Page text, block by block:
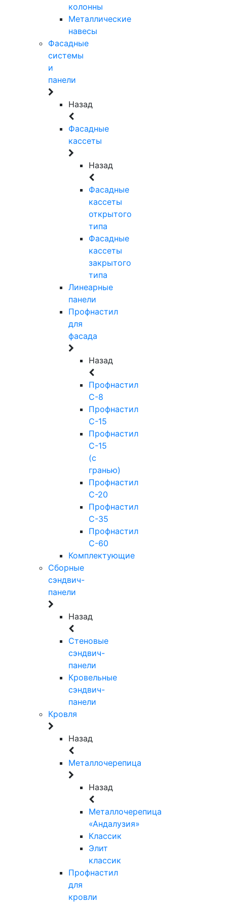
колонны
Металлические
навесы
Фасадные
системы
и
панели
Назад
Фасадные
кассеты
Назад
Фасадные
кассеты
открытого
типа
Фасадные
кассеты
закрытого
типа
Линеарные
панели
Профнастил
для
фасада
Назад
Профнастил
С-8
Профнастил
С-15
Профнастил
С-15
(с
гранью)
Профнастил
С-20
Профнастил
С-35
Профнастил
С-60
Комплектующие
Сборные
сэндвич-
панели
Назад
Стеновые
сэндвич-
панели
Кровельные
сэндвич-
панели
Кровля
Назад
Металлочерепица
Назад
Металлочерепица
«Андалузия»
Классик
Элит
классик
Профнастил
для
кровли